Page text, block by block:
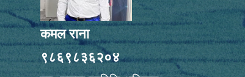
कमल राना
९८६९८३६२०४